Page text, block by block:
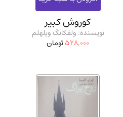
کوروش کبیر
نویسنده: ولفکانگ ویلهلم
528,000تومان